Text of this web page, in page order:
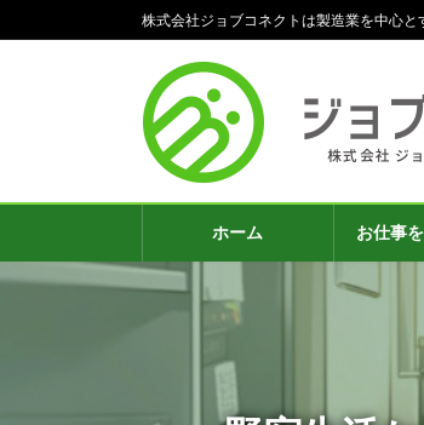
ン
ビ
株式会社ジョブコネクトは製造業を中心と
ホーム お仕事